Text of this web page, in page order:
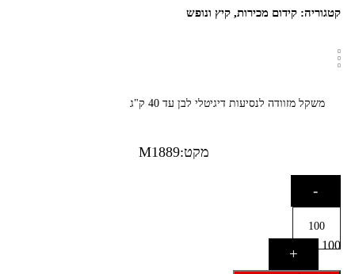
קטגוריה:קידום מכירות,קיץ ונופש
משקל מזוודה לנסיעות דיגיטלי לבן עד 40 ק"ג
מקט:M1889
100